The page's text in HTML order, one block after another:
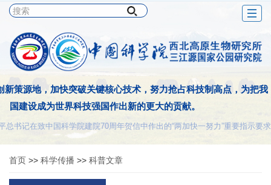
新策源地，加快突破关键核心技术，努力抢占科技制高点，为把我
国建设成为世界科技强国作出新的更大的贡献。
书记在致中国科学院建院70周年贺信中作出的“两加快一努力”重要指示要求
首页 >> 科学传播 >> 科普文章